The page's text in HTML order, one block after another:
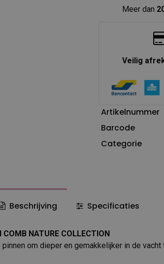
Meer dan
Veilig
Artikelnummer
Barcode
Categorie
Beschrijving Specificaties
COMB NATURE COLLECTION
om dieper en gemakkelijker in de vacht